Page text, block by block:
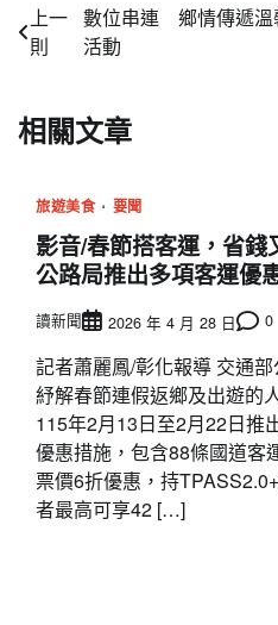
文
章
導
覽
上一
則
數位串連 鄉情傳遞溫
活動
相關文章
旅遊美食 要聞
影音/春節搭客運，省錢
公路局推出多項客運優
讀新聞 2026 年 4 月 28 日 0
記者蕭麗鳳/彰化報導 交通
紓解春節連假返鄉及出遊的
115年2月13日至2月22日推
優惠措施，包含88條國道客
票價6折優惠，持
者最高可享42 […]